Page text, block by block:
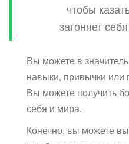
чтобы
загоняет
Вы можете в
навыки, привычки или
Вы можете получить
себя и мира.
Конечно, вы можете